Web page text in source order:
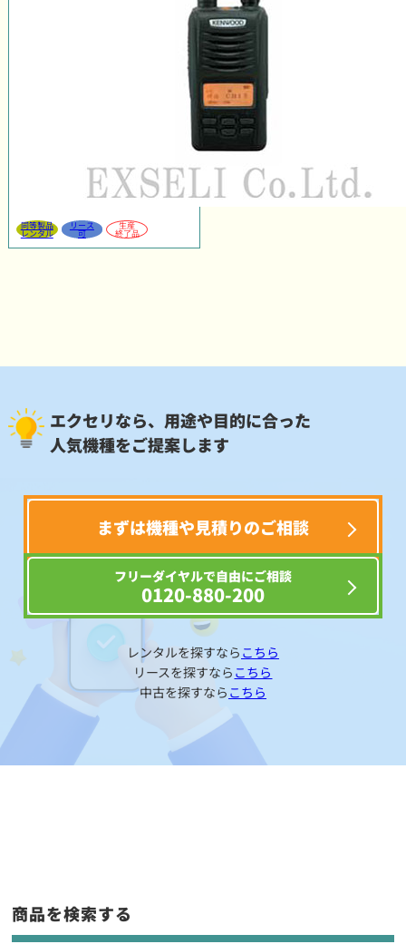
同等製品
レンタル
リース
可
生産
終了品
エクセリなら、用途や目的に合った
人気機種をご提案します
まずは機種や見積りのご相談
フリーダイヤルで自由にご相談
0120-880-200
レンタルを探すなら こちら
リースを探すなら こちら
中古を探すなら こちら
商品を検索する